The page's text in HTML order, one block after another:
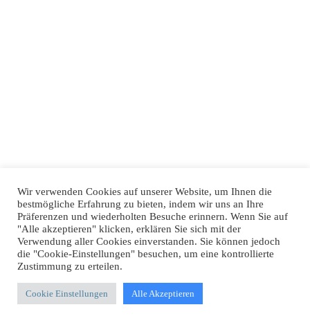
Wir verwenden Cookies auf unserer Website, um Ihnen die
bestmögliche Erfahrung zu bieten, indem wir uns an Ihre
Präferenzen und wiederholten Besuche erinnern. Wenn Sie auf
"Alle akzeptieren" klicken, erklären Sie sich mit der
Verwendung aller Cookies einverstanden. Sie können jedoch
die "Cookie-Einstellungen" besuchen, um eine kontrollierte
Zustimmung zu erteilen.
Cookie Einstellungen Alle Akzeptieren